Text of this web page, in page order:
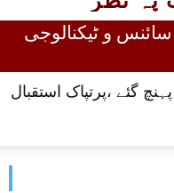
سائنس و ٹیکنالوجی
گئے ،پرتپاک استقبال